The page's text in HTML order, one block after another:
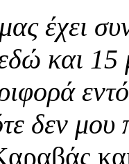
έχει
εδώ και
δεν μου